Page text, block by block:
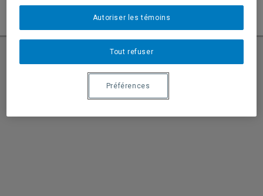
Demande d’admission
Tout refuser
Autoriser les témoins
Préférences